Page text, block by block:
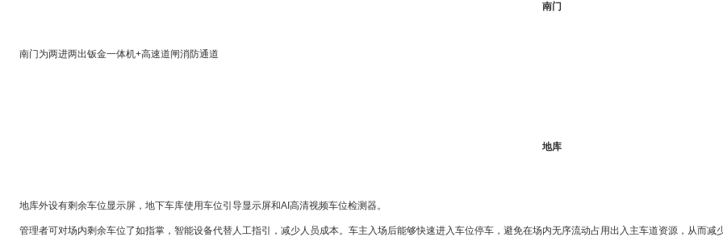
南门
南门为两进两出钣金一体机+高速道闸消防通道
地库
地库外设有剩余车位显示屏，地下车库使用车位引导显示屏和AI高清视频车位检测器。
管理者可对场内剩余车位了如指掌，智能设备代替人工指引，减少人员成本。车主入场后能够快速进入车位停车，避免在场内无序流动占用出入主车道资源，从而减少